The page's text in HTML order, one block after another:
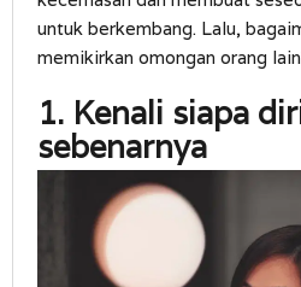
untuk berkembang. Lalu,
memikirkan omongan orang
1. Kenali siapa
sebenarnya